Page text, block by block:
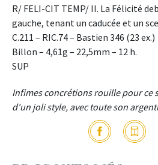
R/ FELI-CIT TEMP/ II. La Félicité
gauche, tenant un caducée et un
C.211 – RIC.74 – Bastien 346 (23 ex.)
Billon – 4,61g – 22,5mm – 12 h.
SUP
Infimes concrétions rouille pour ce
d'un joli style, avec toute son